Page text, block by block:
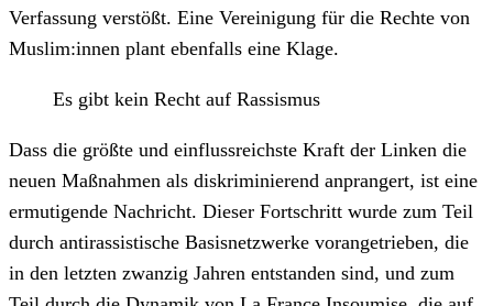
Verfassung verstößt. Eine Vereinigung für die Rechte von
Muslim:innen plant ebenfalls eine Klage.
Es gibt kein Recht auf Rassismus
Dass die größte und einflussreichste Kraft der Linken die
neuen Maßnahmen als diskriminierend anprangert, ist eine
ermutigende Nachricht. Dieser Fortschritt wurde zum Teil
durch antirassistische Basisnetzwerke vorangetrieben, die
in den letzten zwanzig Jahren entstanden sind, und zum